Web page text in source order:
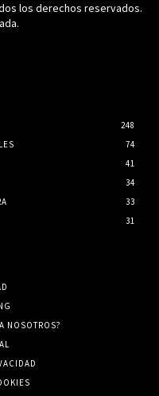
los derechos reservados.
248
74
41
34
33
31
NOSOTROS?